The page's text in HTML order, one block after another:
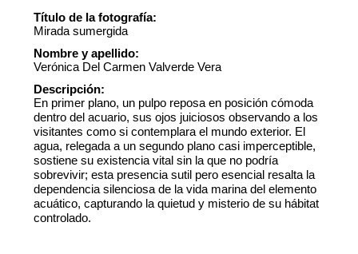
Título de la fotografía:
Mirada sumergida
Nombre y apellido:
Verónica Del Carmen Valverde Vera
Descripción:
En primer plano, un pulpo reposa en posición cómoda
dentro del acuario, sus ojos juiciosos observando a los
visitantes como si contemplara el mundo exterior. El
agua, relegada a un segundo plano casi imperceptible,
sostiene su existencia vital sin la que no podría
sobrevivir; esta presencia sutil pero esencial resalta la
dependencia silenciosa de la vida marina del elemento
acuático, capturando la quietud y misterio de su hábitat
controlado.